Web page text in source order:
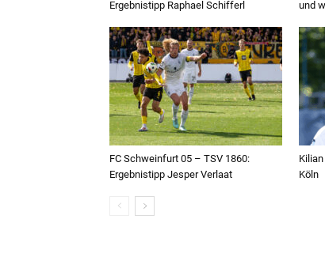
Ergebnistipp Raphael Schifferl
und
FC Schweinfurt 05 – TSV 1860:
Ergebnistipp Jesper Verlaat
Köln